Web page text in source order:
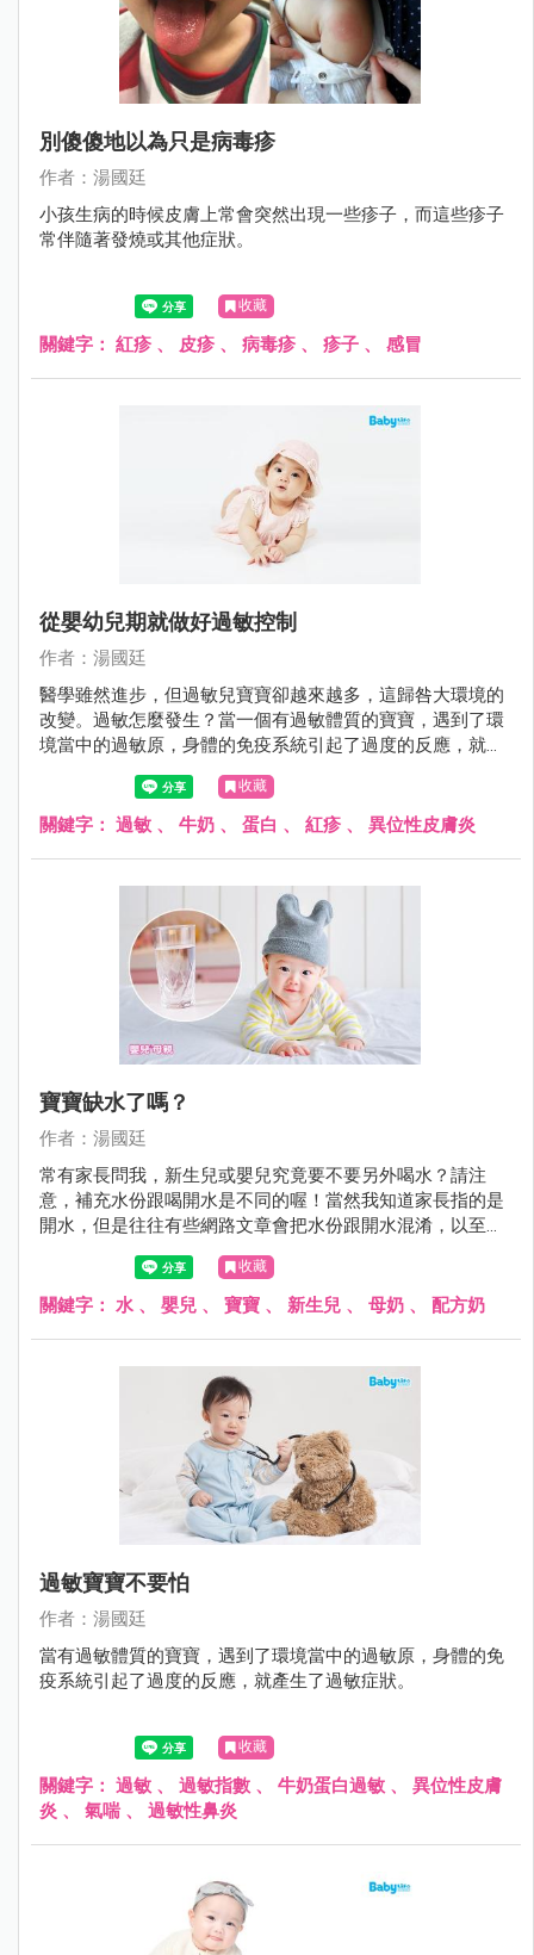
別傻傻地以為只是病毒疹
作者：湯國廷
小孩生病的時候皮膚上常會突然出現一些疹子，而這些疹子
常伴隨著發燒或其他症狀。
收藏
關鍵字： 紅疹 、 皮疹 、 病毒疹 、 疹子 、 感冒
從嬰幼兒期就做好過敏控制
作者：湯國廷
醫學雖然進步，但過敏兒寶寶卻越來越多，這歸咎大環境的
改變。過敏怎麼發生？當一個有過敏體質的寶寶，遇到了環
境當中的過敏原，身體的免疫系統引起了過度的反應，就產
生了過敏症狀。
收藏
關鍵字： 過敏 、 牛奶 、 蛋白 、 紅疹 、 異位性皮膚炎
寶寶缺水了嗎？
作者：湯國廷
常有家長問我，新生兒或嬰兒究竟要不要另外喝水？請注
意，補充水份跟喝開水是不同的喔！當然我知道家長指的是
開水，但是往往有些網路文章會把水份跟開水混淆，以至於
家長霧裡看花，不知究竟是哪一篇文章說的是對的。
收藏
關鍵字： 水 、 嬰兒 、 寶寶 、 新生兒 、 母奶 、 配方奶
過敏寶寶不要怕
作者：湯國廷
當有過敏體質的寶寶，遇到了環境當中的過敏原，身體的免
疫系統引起了過度的反應，就產生了過敏症狀。
收藏
關鍵字： 過敏 、 過敏指數 、 牛奶蛋白過敏 、 異位性皮膚
炎 、 氣喘、 過敏性鼻炎